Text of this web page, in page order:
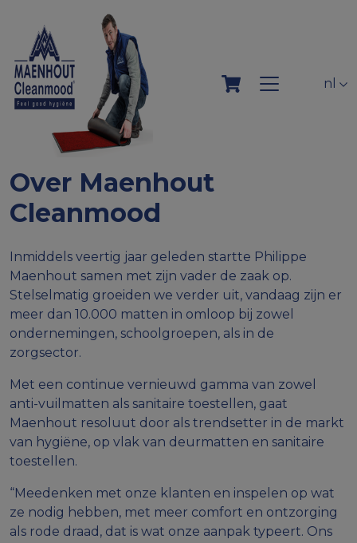
nl
Over Maenhout
Cleanmood
Inmiddels veertig jaar geleden startte Philippe
Maenhout samen met zijn vader de zaak op.
Stelselmatig groeiden we verder uit, vandaag zijn er
meer dan 10.000 matten in omloop bij zowel
ondernemingen, schoolgroepen, als in de
zorgsector.
Met een continue vernieuwd gamma van zowel
anti-vuilmatten als sanitaire toestellen, gaat
Maenhout resoluut door als trendsetter in de markt
van hygiëne, op vlak van deurmatten en sanitaire
toestellen.
“Meedenken met onze klanten en inspelen op wat
ze nodig hebben, met meer comfort en ontzorging
als rode draad, dat is wat onze aanpak typeert. Ons